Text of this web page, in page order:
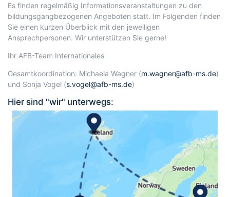
Es finden regelmäßig Informationsveranstaltungen zu den
bildungsgangbezogenen Angeboten statt. Im Folgenden finden
Sie einen kurzen Überblick mit den jeweiligen
Ansprechpersonen. Wir unterstützen Sie gerne!
Ihr AFB-Team Internationales
Gesamtkoordination: Michaela Wagner (m.wagner@afb-ms.de)
und Sonja Vogel (s.vogel@afb-ms.de)
Hier sind "wir" unterwegs: